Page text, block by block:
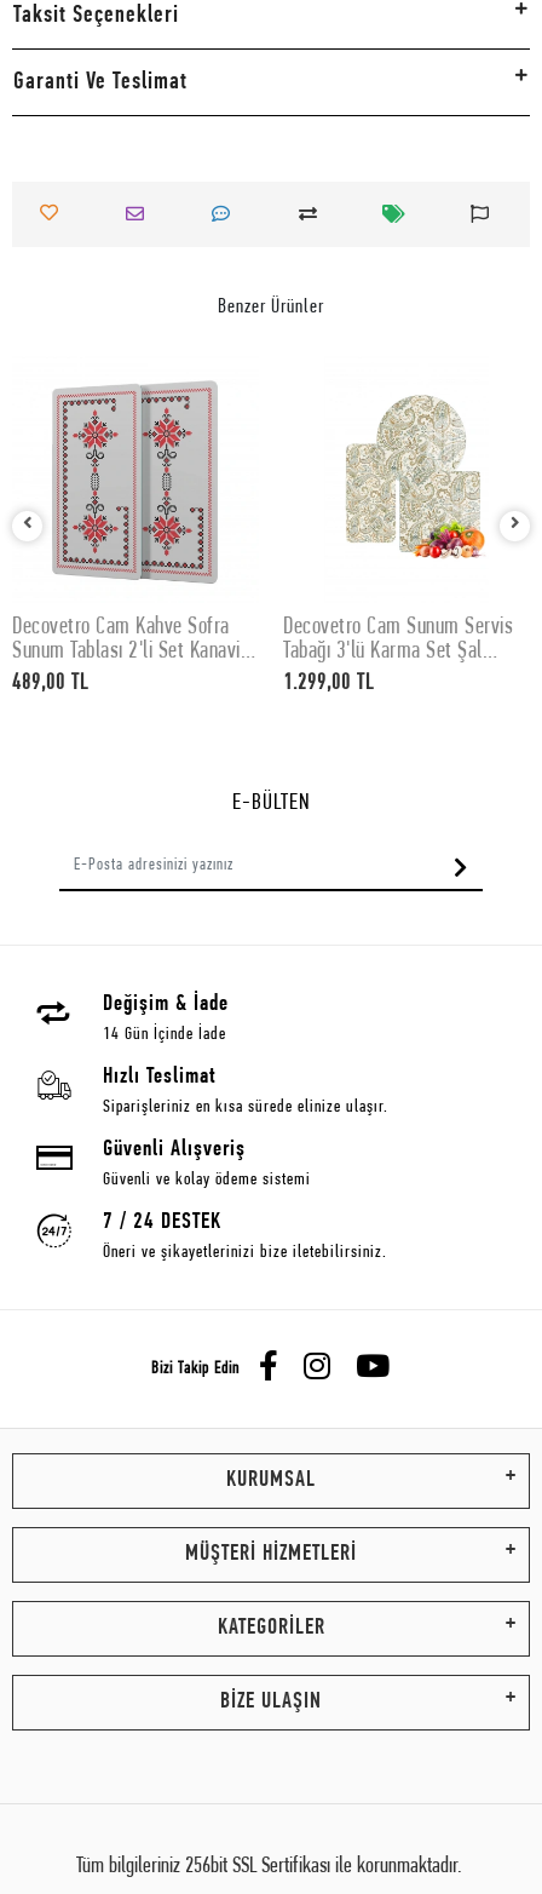
Taksit Seçenekleri
Garanti Ve Teslimat
Benzer Ürünler
SEPETE EKLE
Decovetro Cam Kahve Sofra
Sunum Tablası 2'li Set Kanaviçe
Desenli 30 x 15 cm
489,00 TL
SEPETE EKLE
Decovetro Cam Sunum Servis
Tabağı 3'lü Karma Set Şal
Desenli
1.299,00 TL
E-BÜLTEN
Değişim & İade
14 Gün İçinde İade
Hızlı Teslimat
Siparişleriniz en kısa sürede elinize ulaşır.
Güvenli Alışveriş
Güvenli ve kolay ödeme sistemi
7 / 24 DESTEK
Öneri ve şikayetlerinizi bize iletebilirsiniz.
Bizi Takip Edin
KURUMSAL
MÜŞTERİ HİZMETLERİ
KATEGORİLER
BİZE ULAŞIN
Tüm bilgileriniz 256bit SSL Sertifikası ile korunmaktadır.